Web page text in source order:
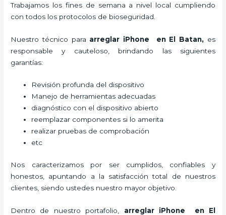
Trabajamos los fines de semana a nivel local cumpliendo
con todos los protocolos de bioseguridad.
Nuestro técnico para arreglar iPhone en El Batan, es
responsable y cauteloso, brindando las siguientes
garantías:
Revisión profunda del dispositivo
Manejo de herramientas adecuadas
diagnóstico con el dispositivo abierto
reemplazar componentes si lo amerita
realizar pruebas de comprobación
etc
Nos caracterizamos por ser cumplidos, confiables y
honestos, apuntando a la satisfacción total de nuestros
clientes, siendo ustedes nuestro mayor objetivo.
Dentro de nuestro portafolio, arreglar iPhone en El